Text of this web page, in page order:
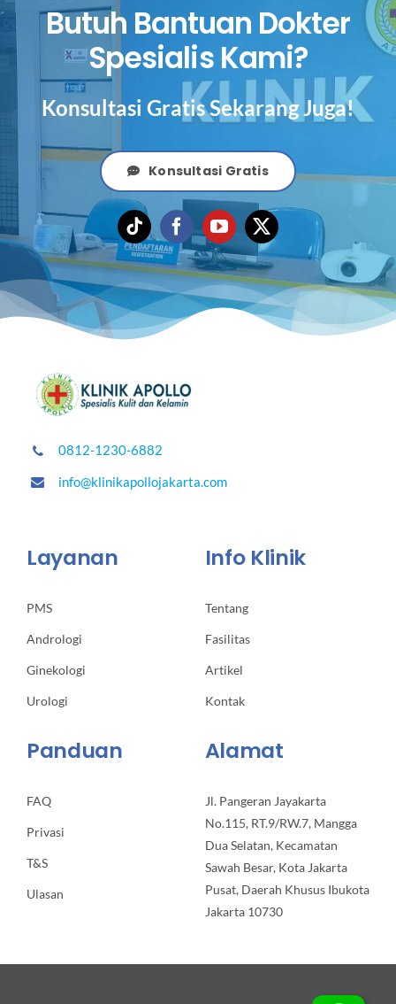
Butuh Bantuan Dokter
Spesialis Kami?
Konsultasi Gratis Sekarang Juga!
Konsultasi Gratis
0812-1230-6882
info@klinikapollojakarta.com
Layanan
PMS
Andrologi
Ginekologi
Urologi
Info Klinik
Tentang
Fasilitas
Artikel
Kontak
Panduan
FAQ
Privasi
T&S
Ulasan
Alamat
Jl. Pangeran Jayakarta
No.115, RT.9/RW.7, Mangga
Dua Selatan, Kecamatan
Sawah Besar, Kota Jakarta
Pusat, Daerah Khusus Ibukota
Jakarta 10730